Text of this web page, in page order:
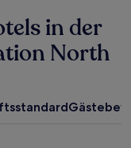
in der
North